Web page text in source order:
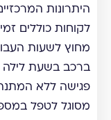
היתרונות
מחוץ לשעות
ברכב בשעת לילה
פגישה ללא
מסוגל לטפל